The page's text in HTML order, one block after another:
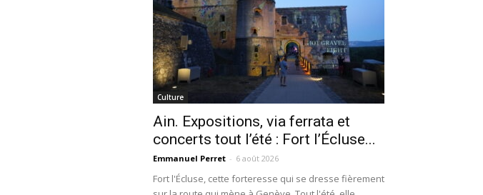
Culture
Ain. Expositions, via ferrata et
concerts tout l’été : Fort l’Écluse...
Emmanuel Perret - 6 août 2026
Fort l'Écluse, cette forteresse qui se dresse fièrement